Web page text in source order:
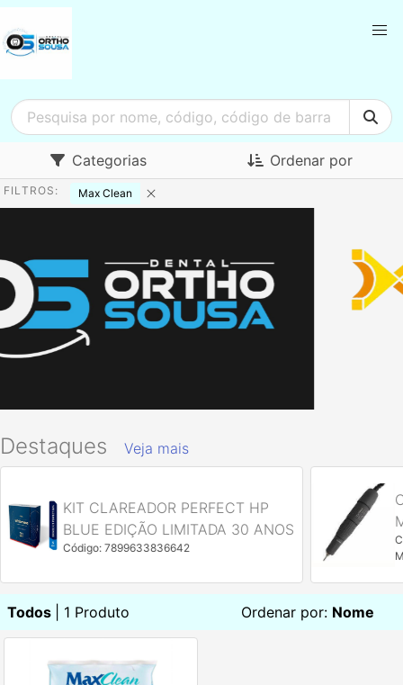
Categorias Ordenar por
FILTROS: Max Clean
Destaques Veja mais
KIT CLAREADOR PERFECT HP
BLUE EDIÇÃO LIMITADA 30 ANOS
Código: 7899633836642
Todos | 1 Produto Ordenar por: Nome